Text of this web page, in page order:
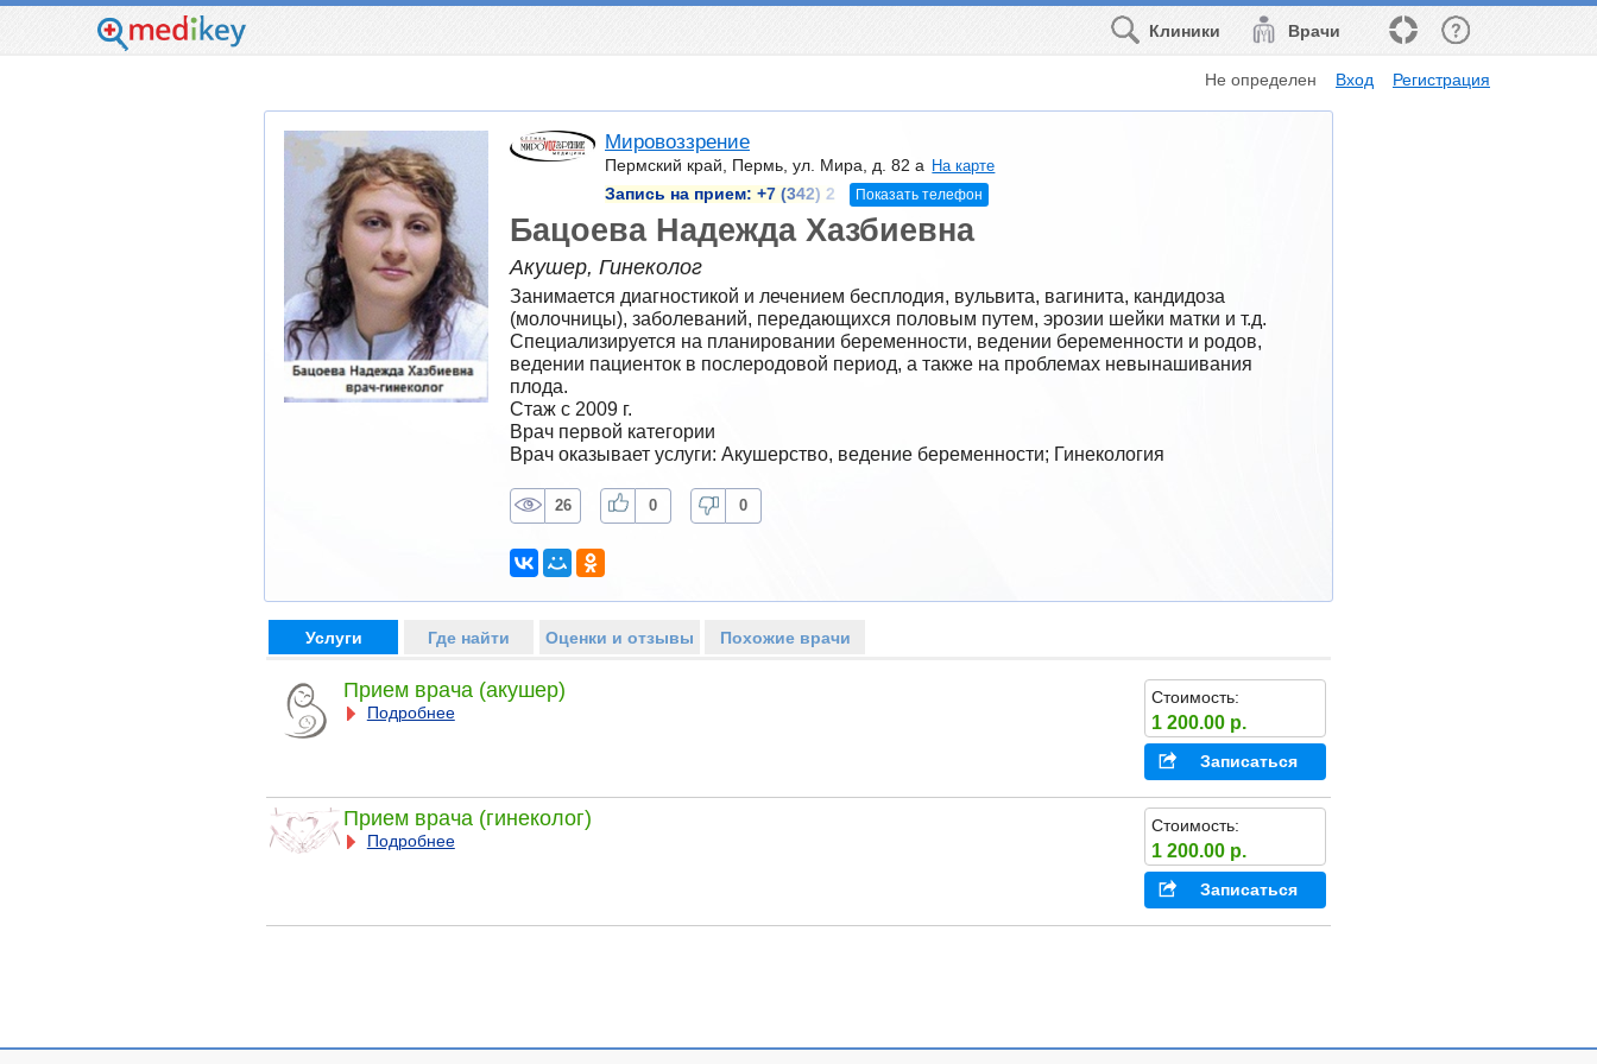
Врачи
Клиники
Не определен Вход Регистрация
Мировоззрение
Пермский край, Пермь, ул. Мира, д. 82 а На карте
Запись на прием: +7 (342) 2 Показать телефон
Бацоева Надежда Хазбиевна
Акушер, Гинеколог
Занимается диагностикой и лечением бесплодия, вульвита, вагинита, кандидоза
(молочницы), заболеваний, передающихся половым путем, эрозии шейки матки и т.д.
Специализируется на планировании беременности, ведении беременности и родов,
ведении пациенток в послеродовой период, а также на проблемах невынашивания
плода.
Стаж с 2009 г.
Врач первой категории
Врач оказывает услуги: Акушерство, ведение беременности; Гинекология
26 0 0
Услуги Где найти Оценки и отзывы Похожие врачи
Прием врача (акушер)
Подробнее
Стоимость:
1 200.00 р.
Записаться
Прием врача (гинеколог)
Подробнее
Стоимость:
1 200.00 р.
Записаться